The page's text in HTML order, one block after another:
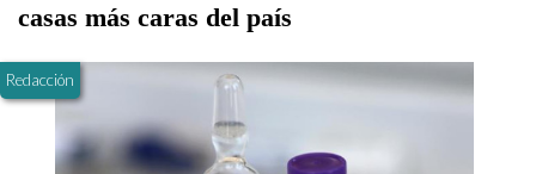
casas más caras del país
Redacción